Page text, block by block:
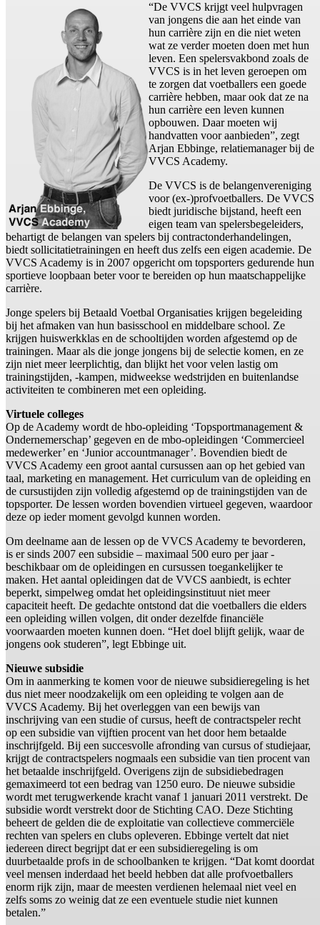
“De VVCS krijgt veel hulpvragen
van jongens die aan het einde van
hun carrière zijn en die niet weten
wat ze verder moeten doen met hun
leven. Een spelersvakbond zoals de
VVCS is in het leven geroepen om
te zorgen dat voetballers een goede
carrière hebben, maar ook dat ze na
hun carrière een leven kunnen
opbouwen. Daar moeten wij
handvatten voor aanbieden”, zegt
Arjan Ebbinge, relatiemanager bij de
VVCS Academy.
De VVCS is de belangenvereniging
voor (ex-)profvoetballers. De VVCS
biedt juridische bijstand, heeft een
eigen team van spelersbegeleiders,
behartigt de belangen van spelers bij contractonderhandelingen,
biedt sollicitatietrainingen en heeft dus zelfs een eigen academie. De
VVCS Academy is in 2007 opgericht om topsporters gedurende hun
sportieve loopbaan beter voor te bereiden op hun maatschappelijke
carrière.
Jonge spelers bij Betaald Voetbal Organisaties krijgen begeleiding
bij het afmaken van hun basisschool en middelbare school. Ze
krijgen huiswerkklas en de schooltijden worden afgestemd op de
trainingen. Maar als die jonge jongens bij de selectie komen, en ze
zijn niet meer leerplichtig, dan blijkt het voor velen lastig om
trainingstijden, -kampen, midweekse wedstrijden en buitenlandse
activiteiten te combineren met een opleiding.
Virtuele colleges
Op de Academy wordt de hbo-opleiding ‘Topsportmanagement &
Ondernemerschap’ gegeven en de mbo-opleidingen ‘Commercieel
medewerker’ en ‘Junior accountmanager’. Bovendien biedt de
VVCS Academy een groot aantal cursussen aan op het gebied van
taal, marketing en management. Het curriculum van de opleiding en
de cursustijden zijn volledig afgestemd op de trainingstijden van de
topsporter. De lessen worden bovendien virtueel gegeven, waardoor
deze op ieder moment gevolgd kunnen worden.
Om deelname aan de lessen op de VVCS Academy te bevorderen,
is er sinds 2007 een subsidie – maximaal 500 euro per jaar -
beschikbaar om de opleidingen en cursussen toegankelijker te
maken. Het aantal opleidingen dat de VVCS aanbiedt, is echter
beperkt, simpelweg omdat het opleidingsinstituut niet meer
capaciteit heeft. De gedachte ontstond dat die voetballers die elders
een opleiding willen volgen, dit onder dezelfde financiële
voorwaarden moeten kunnen doen. “Het doel blijft gelijk, waar de
jongens ook studeren”, legt Ebbinge uit.
Nieuwe subsidie
Om in aanmerking te komen voor de nieuwe subsidieregeling is het
dus niet meer noodzakelijk om een opleiding te volgen aan de
VVCS Academy. Bij het overleggen van een bewijs van
inschrijving van een studie of cursus, heeft de contractspeler recht
op een subsidie van vijftien procent van het door hem betaalde
inschrijfgeld. Bij een succesvolle afronding van cursus of studiejaar,
krijgt de contractspelers nogmaals een subsidie van tien procent van
het betaalde inschrijfgeld. Overigens zijn de subsidiebedragen
gemaximeerd tot een bedrag van 1250 euro. De nieuwe subsidie
wordt met terugwerkende kracht vanaf 1 januari 2011 verstrekt. De
subsidie wordt verstrekt door de Stichting CAO. Deze Stichting
beheert de gelden die de exploitatie van collectieve commerciële
rechten van spelers en clubs opleveren. Ebbinge vertelt dat niet
iedereen direct begrijpt dat er een subsidieregeling is om
duurbetaalde profs in de schoolbanken te krijgen. “Dat komt doordat
veel mensen inderdaad het beeld hebben dat alle profvoetballers
enorm rijk zijn, maar de meesten verdienen helemaal niet veel en
zelfs soms zo weinig dat ze een eventuele studie niet kunnen
betalen.”